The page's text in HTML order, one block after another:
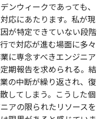
ンウィークであっても、
応にあたります。私が現
が特定できていない段階
で対応が進む場面に多々
に専念すべきエンジニア
期報告を求められる。結
の中断が繰り返され、復
してしまう。こうした個
アの限られたリソースを